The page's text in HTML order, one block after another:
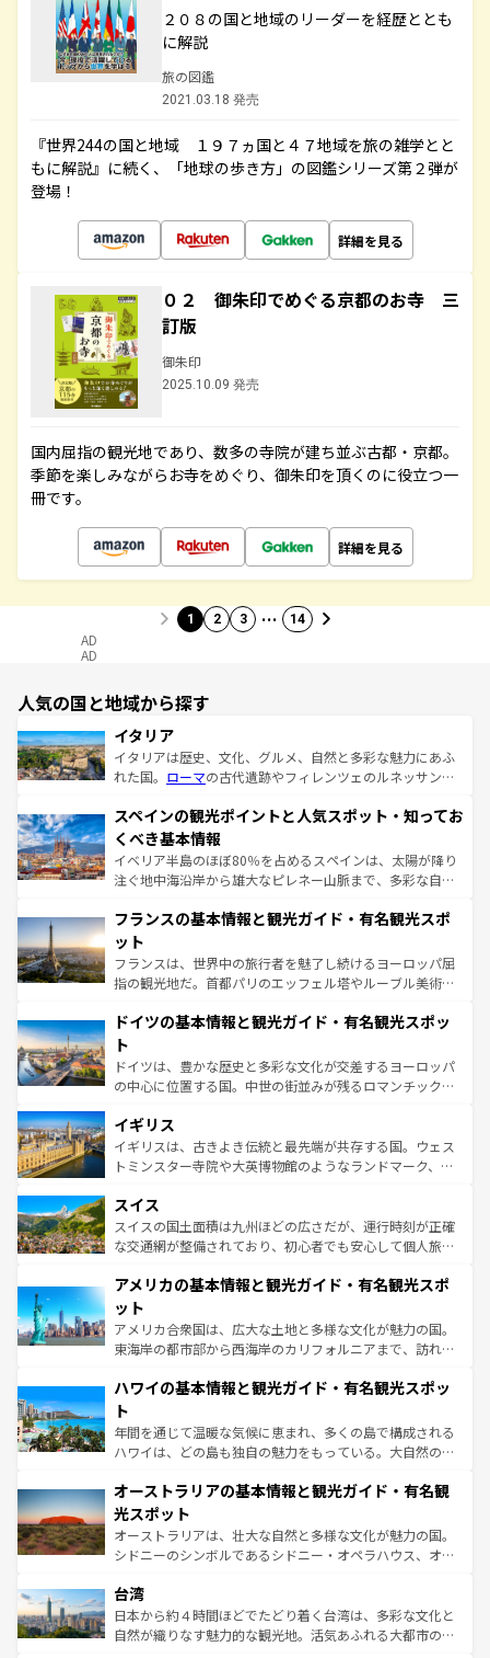
２０８の国と地域のリーダーを経歴ととも
に解説
旅の図鑑
2021.03.18 発売
『世界244の国と地域 １９７ヵ国と４７地域を旅の雑学とと
もに解説』に続く、「地球の歩き方」の図鑑シリーズ第２弾が
登場！
詳細を見る
０２ 御朱印でめぐる京都のお寺 三
訂版
御朱印
2025.10.09 発売
国内屈指の観光地であり、数多の寺院が建ち並ぶ古都・京都。
季節を楽しみながらお寺をめぐり、御朱印を頂くのに役立つ一
冊です。
詳細を見る
1 2 3 … 14
AD
AD
人気の国と地域から探す
イタリア
イタリアは歴史、文化、グルメ、自然と多彩な魅力にあふ
れた国。 ローマの古代遺跡やフィレンツェのルネッサンス
ろん、トスカーナの美しい田園風景やアマルフィ海岸の絶
景など、自然景観も見逃せない。観光の合間には、本場の
ピザやパスタなど、絶品のイタリア料理を堪能することも
できる。朝目覚めてから夜眠るまで、すべての瞬間を楽し
なお、新着のイタリア情報はコンテンツ一覧を参照してほ
しい。
スペインの観光ポイントと人気スポット・知ってお
くべき基本情報
イベリア半島のほぼ80％を占めるスペインは、太陽が降り
注ぐ地中海沿岸から雄大なピレネー山脈まで、多彩な自然
文化が根付くこの国では、情熱的なフラメンコ、熱気あふ
れる闘牛、そして美味しいタパスが生活の一部となってい
る。首都マドリードの洗練された雰囲気や、バルセロナの
アートに溢れた街角から、地方では古代ローマ遺跡や中世
せる。地方によって風土や気候が異なるスペインはその個
ンテンツ一覧 を参照してほしい。
フランスの基本情報と観光ガイド・有名観光スポ
ット
フランスは、世界中の旅行者を魅了し続けるヨーロッパ屈
指の観光地だ。首都パリのエッフェル塔やルーブル美術館
で、幅広い魅力が詰まっている。華麗な宮殿、歴史的な大
聖堂、美しいビーチ、そして豊かな自然が、訪れる者を心
から魅了する。また、フランスは美食の国としても知ら
れ、フランス料理はユネスコ無形文化遺産にも登録されて
香り高いラベンダー畑など、多彩な楽しみ方が可能だ。さ
らに、パリ以外の地域にも魅力が溢れており、どの街角に
も豊かな歴史と文化が息づいている。パリ以外の個性あふ
を参照してほしい。
ドイツの基本情報と観光ガイド・有名観光スポッ
ト
ドイツは、豊かな歴史と多彩な文化が交差するヨーロッパ
の中心に位置する国。中世の街並みが残るロマンチック街
顔を持つこの国は、どこを歩いても飽きることがない。ベ
ルリンの文化的活気、バイエルン州のアルプスの絶景、そ
してライン川沿いのワイン畑といった風景は必見。ビール
は、お酒好きな人にはぜひ体験してほしい。 なお、新着の
ドイツ情報はコンテンツ一覧を参照してほしい。
イギリス
イギリスは、古きよき伝統と最先端が共存する国。ウェス
トミンスター寺院や大英博物館のようなランドマーク、歴
リアごとに異なる魅力がある。また、優雅なアフタヌーン
ティー、ビール好きにはたまらない英国パブ、サッカー観
戦など、本場だからこそできる体験も豊富。イギリスを旅
ンツ一覧を参照してほしい。
スイス
スイスの国土面積は九州ほどの広さだが、運行時刻が正確
な交通網が整備されており、初心者でも安心して個人旅行
の建物がそのまま残る町や、スイスならではのユニークな
博物館もあり、アルプス観光だけでなく町歩きも満喫する
ことができる。国民の所得が高いため物価も高いが、旅行
者向けの交通パス提供のサービスもあり、うまく活用すれ
着のスイス情報はコンテンツ一覧を参照してほしい。
アメリカの基本情報と観光ガイド・有名観光スポ
ット
アメリカ合衆国は、広大な土地と多様な文化が魅力の国。
東海岸の都市部から西海岸のカリフォルニアまで、訪れる
のような巨大都市は、観光、ショッピング、エンターテイ
ンメントが詰まった刺激的なスポットだ。一方、アメリカ
西部には大自然が広がり、グランドキャニオンやイエロー
ストーン国立公園といった絶景が堪能できる。さらに、南
文化が魅力。旅行者はアメリカの各地域で異なる魅力を楽
しみながら、その多様性と豊かな歴史を感じることができ
るだろう。車でのロードトリップや列車の旅も、アメリカ
ならではの贅沢な旅のスタイルだ。 なお、新着のアメリカ
情報は コンテンツ一覧 を参照してほしい。
ハワイの基本情報と観光ガイド・有名観光スポッ
ト
年間を通じて温暖な気候に恵まれ、多くの島で構成される
ハワイは、どの島も独自の魅力をもっている。大自然の神
ワイ島は見逃せない。また、定番の観光地といえばオアフ
島だが、静かな自然を求めるならマウイ島やカウアイ島が
おすすめ。エメラルドグリーンに輝く海をはじめ、豊かな
文化や歴史が息づいている。「アロハスピリット」と呼ば
人々、おいしいローカルフードやハワイアンミュージッ
ク、伝統的なフラダンスなど、すべてがハワイの魅力を彩
っている。訪れるたびに新しい発見と感動が待っているハ
オーストラリアの基本情報と観光ガイド・有名観
光スポット
オーストラリアは、壮大な自然と多様な文化が魅力の国。
シドニーのシンボルであるシドニー・オペラハウス、オー
リアリーフや大陸中央部にそびえるウルル（エアーズロッ
ク）、タスマニアの美しい原生林やケアンズの熱帯雨林な
ど、見どころがたくさん。また、カフェやワイン、オージ
台湾
日本から約４時間ほどでたどり着く台湾は、多彩な文化と
自然が織りなす魅力的な観光地。活気あふれる大都市の台